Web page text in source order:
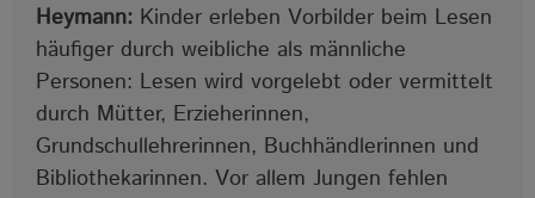
Heymann: Kinder erleben Vorbilder beim Lesen
häufiger durch weibliche als männliche
Personen: Lesen wird vorgelebt oder vermittelt
durch Mütter, Erzieherinnen,
Grundschullehrerinnen, Buchhändlerinnen und
Bibliothekarinnen. Vor allem Jungen fehlen